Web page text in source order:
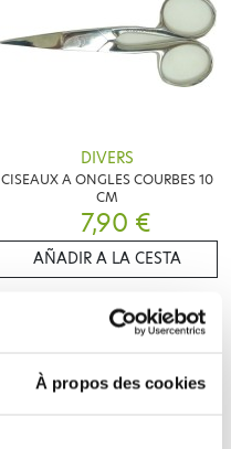
À propos des cookies
DIVERS
CISEAUX A ONGLES COURBES 10
CM
7,90 €
AÑADIR A LA CESTA